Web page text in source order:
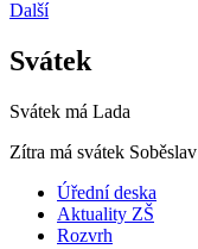
Další
Svátek
Svátek má Lada
Zítra má svátek Soběslav
Úřední deska
Aktuality ZŠ
Rozvrh